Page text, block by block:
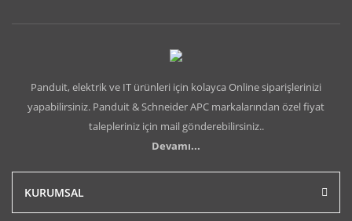
Panduit, elektrik ve IT ürünleri için kolayca Online siparişlerinizi
yapabilirsiniz. Panduit & Schneider APC markalarından özel fiyat
talepleriniz için mail gönderebilirsiniz..
Devamı...
KURUMSAL